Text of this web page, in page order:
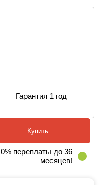
Гарантия 1 год
Купить
0% переплаты до 36
месяцев!